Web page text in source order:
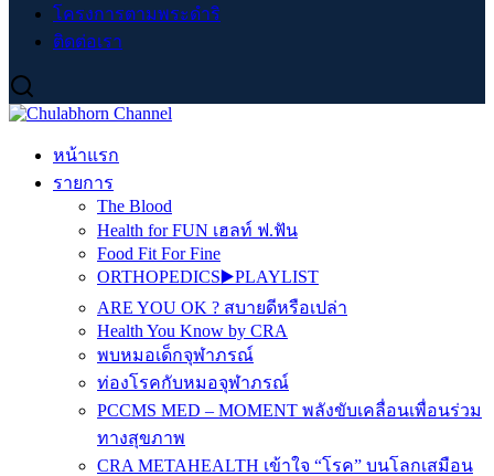
โครงการตามพระดำริ
ติดต่อเรา
หน้าแรก
รายการ
The Blood
Health for FUN เฮลท์ ฟ.ฟัน
Food Fit For Fine
ORTHOPEDICS▶️PLAYLIST
ARE YOU OK ? สบายดีหรือเปล่า
Health You Know by CRA
พบหมอเด็กจุฬาภรณ์
ท่องโรคกับหมอจุฬาภรณ์
PCCMS MED – MOMENT พลังขับเคลื่อนเพื่อนร่วม
ทางสุขภาพ
CRA METAHEALTH เข้าใจ “โรค” บนโลกเสมือน